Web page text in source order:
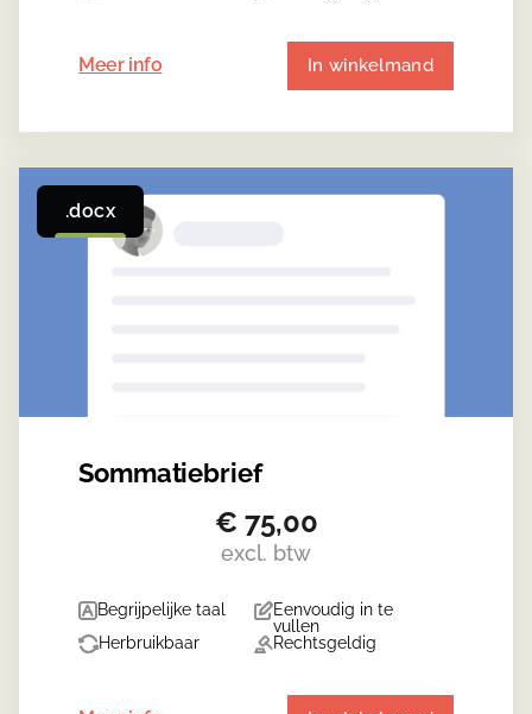
Meer info In winkelmand
.docx
Sommatiebrief
€ 75,00
excl. btw
Begrijpelijke taal
Eenvoudig in te
vullen
Herbruikbaar
Rechtsgeldig